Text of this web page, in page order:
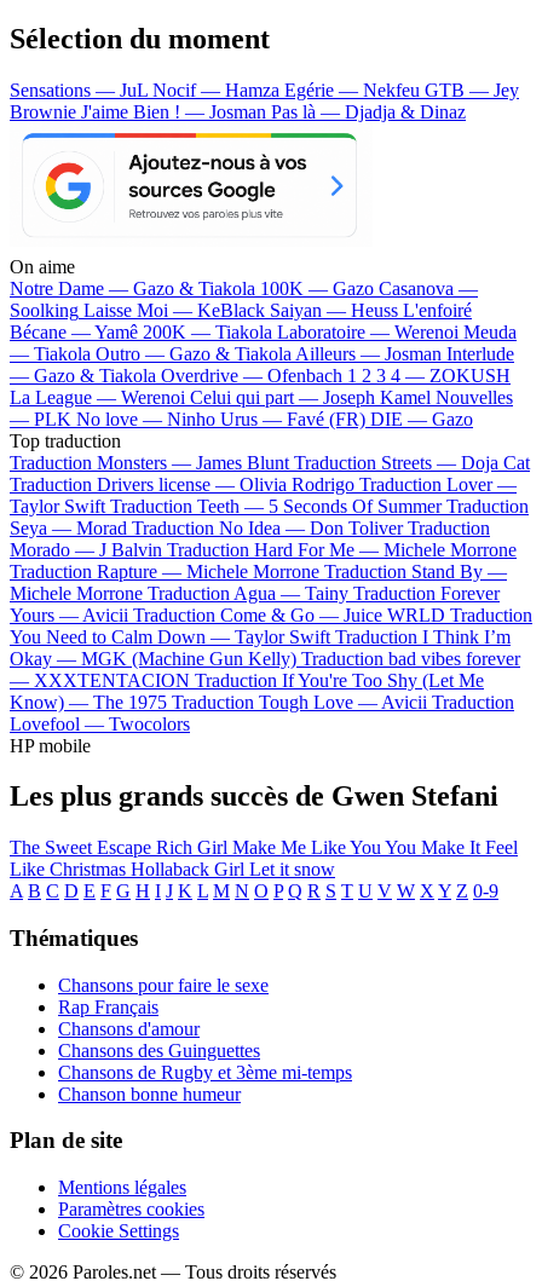
Sélection du moment
Sensations — JuL Nocif — Hamza Egérie — Nekfeu GTB — Jey
Brownie J'aime Bien ! — Josman Pas là — Djadja & Dinaz
On aime
Notre Dame — Gazo & Tiakola 100K — Gazo Casanova —
Soolking Laisse Moi — KeBlack Saiyan — Heuss L'enfoiré
Bécane —Yamê 200K — Tiakola Laboratoire — Werenoi Meuda
— Tiakola Outro — Gazo & Tiakola Ailleurs — Josman Interlude
— Gazo & Tiakola Overdrive — Ofenbach 1 2 3 4 — ZOKUSH
La League — Werenoi Celui qui part — Joseph Kamel Nouvelles
— PLK No love — Ninho Urus — Favé (FR) DIE — Gazo
Top traduction
Traduction Monsters — James Blunt Traduction Streets — Doja Cat
Traduction Drivers license — Olivia Rodrigo Traduction Lover —
Taylor Swift Traduction Teeth — 5 Seconds Of Summer Traduction
Seya — Morad Traduction No Idea — Don Toliver Traduction
Morado — J Balvin Traduction Hard For Me — Michele Morrone
Traduction Rapture — Michele Morrone Traduction Stand By —
Michele Morrone Traduction Agua — Tainy Traduction Forever
Yours — Avicii Traduction Come & Go — Juice WRLD Traduction
You Need to Calm Down — Taylor Swift Traduction I Think I’m
Okay — MGK (Machine Gun Kelly) Traduction bad vibes forever
— XXXTENTACION Traduction If You're Too Shy (Let Me
Know) — The 1975 Traduction Tough Love — Avicii Traduction
Lovefool — Twocolors
HP mobile
Les plus grands succès de Gwen Stefani
The Sweet Escape Rich Girl Make Me Like You You Make It Feel
Like Christmas Hollaback Girl Let it snow
A B C D E F G H I J K L M N O P Q R S T U V W X Y Z 0-9
Thématiques
Chansons pour faire le sexe
Rap Français
Chansons d'amour
Chansons des Guinguettes
Chansons de Rugby et 3ème mi-temps
Chanson bonne humeur
Plan de site
Mentions légales
Paramètres cookies
Cookie Settings
© 2026 Paroles.net — Tous droits réservés